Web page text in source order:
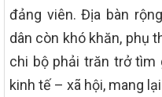
đảng viên. Địa bàn
dân còn khó khăn, phụ
chi bộ phải trăn trở tìm
kinh tế – xã hội, mang